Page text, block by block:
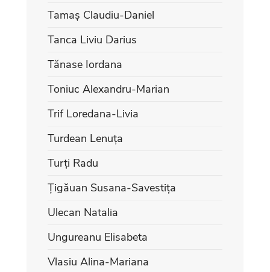
Tamaș Claudiu-Daniel
Tanca Liviu Darius
Tănase Iordana
Toniuc Alexandru-Marian
Trif Loredana-Livia
Turdean Lenuța
Turți Radu
Țigăuan Susana-Savestița
Ulecan Natalia
Ungureanu Elisabeta
Vlasiu Alina-Mariana